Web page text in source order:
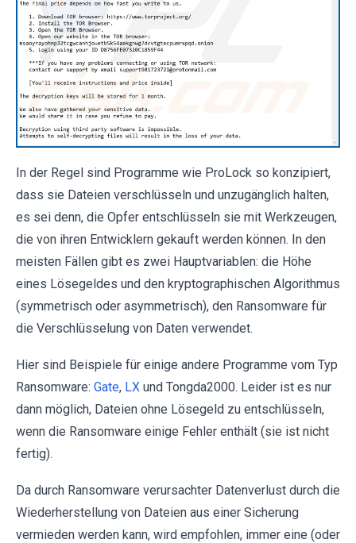
In der Regel sind Programme wie ProLock so konzipiert,
dass sie Dateien verschlüsseln und unzugänglich halten,
es sei denn, die Opfer entschlüsseln sie mit Werkzeugen,
die von ihren Entwicklern gekauft werden können. In den
meisten Fällen gibt es zwei Hauptvariablen: die Höhe
eines Lösegeldes und den kryptographischen Algorithmus
(symmetrisch oder asymmetrisch), den Ransomware für
die Verschlüsselung von Daten verwendet.
Hier sind Beispiele für einige andere Programme vom Typ
Ransomware: Gate, LX und Tongda2000. Leider ist es nur
dann möglich, Dateien ohne Lösegeld zu entschlüsseln,
wenn die Ransomware einige Fehler enthält (sie ist nicht
fertig).
Da durch Ransomware verursachter Datenverlust durch die
Wiederherstellung von Dateien aus einer Sicherung
vermieden werden kann, wird empfohlen, immer eine (oder